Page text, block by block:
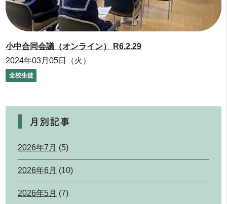
小中合同会議（オンライン） R6.2.29
2024年03月05日（火）
全校生徒
月別記事
2026年7月 (5)
2026年6月 (10)
2026年5月 (7)